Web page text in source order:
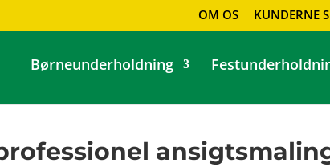
OM OS KUNDERNE
Børneunderholdning